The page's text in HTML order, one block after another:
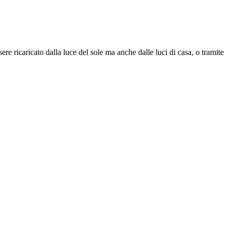
ricaricato dalla luce del sole ma anche dalle luci di casa, o tramite